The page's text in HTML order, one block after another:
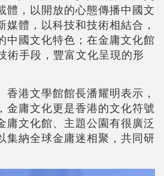
體，以開放的心態傳播中國文
媒體，以科技和技術相結合，
中國文化特色；在金庸文化館
術手段，豐富文化呈現的形
香港文學館館長潘耀明表示，
金庸文化更是香港的文化符號
庸文化館、主題公園有很廣泛
集納全球金庸迷相聚，共同研